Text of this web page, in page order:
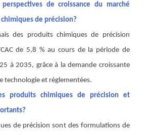
de croissance du marché
de précision?
des produits chimiques de précision
de 5,8 % au cours de la période de
à 2035, grâce à la demande croissante
technologie et réglementées.
produits chimiques de précision et
de précision sont des formulations de